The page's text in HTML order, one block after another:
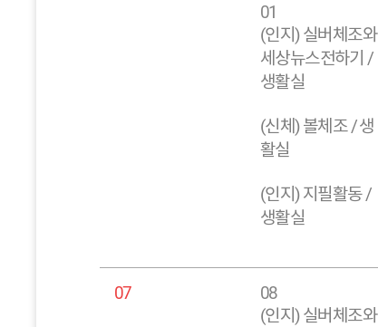
01
(인지) 실버체조와
세상뉴스전하기 /
생활실
(신체) 볼체조 / 생
활실
(인지) 지필활동 /
생활실
07
08
(인지) 실버체조와